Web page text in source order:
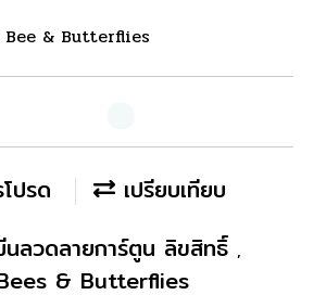
& Butterflies
ปรด เปรียบเทียบ
นลวดลายการ์ตูน ลิขสิทธิ์ ,
& Butterflies